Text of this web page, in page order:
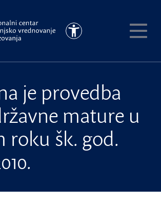
Pristupačnost
je provedba
mature u
roku šk. god.